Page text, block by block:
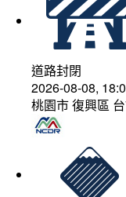
道路封閉
2026-08-08,
桃園市 復興區